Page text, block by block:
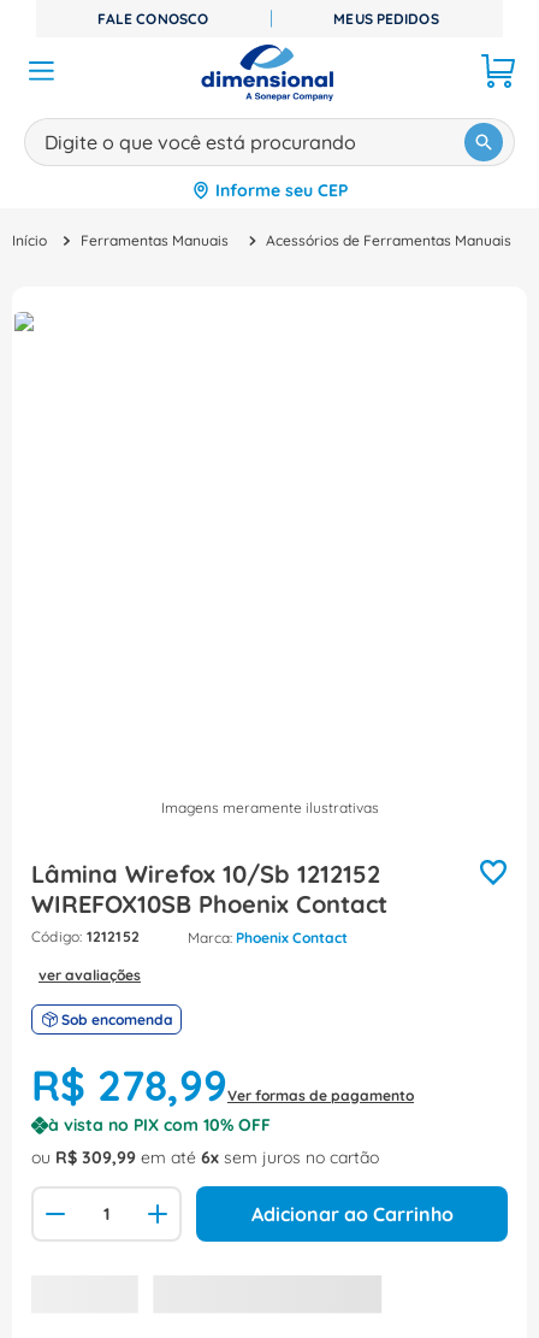
FALE CONOSCO MEUS PEDIDOS
Digite o que você está procurando
Informe seu CEP
Ferramentas Manuais Acessórios de Ferramentas Manuais
Imagens meramente ilustrativas
Lâmina Wirefox 10/Sb 1212152
WIREFOX10SB Phoenix Contact
: 1212152 Phoenix Contact
ver avaliações
Sob encomenda
R$ 278,99Ver formas de pagamento
à vista no PIX com 10% OFF
ou R$ 309,99 em até 6 sem juros no cartão
Adicionar ao Carrinho
TERMOS MAIS BUSCADOS
º disjuntor